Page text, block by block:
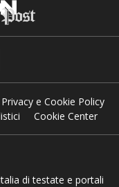
Privacy e Cookie Policy
Cookie Center
di testate e portali